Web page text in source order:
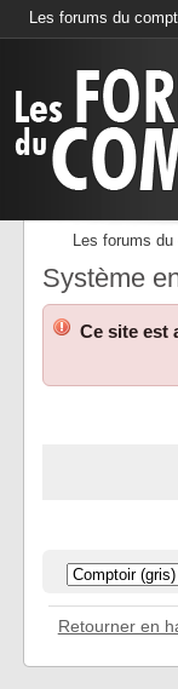
Les forums du
Les forums du
Système
Ce site est
Retourner en